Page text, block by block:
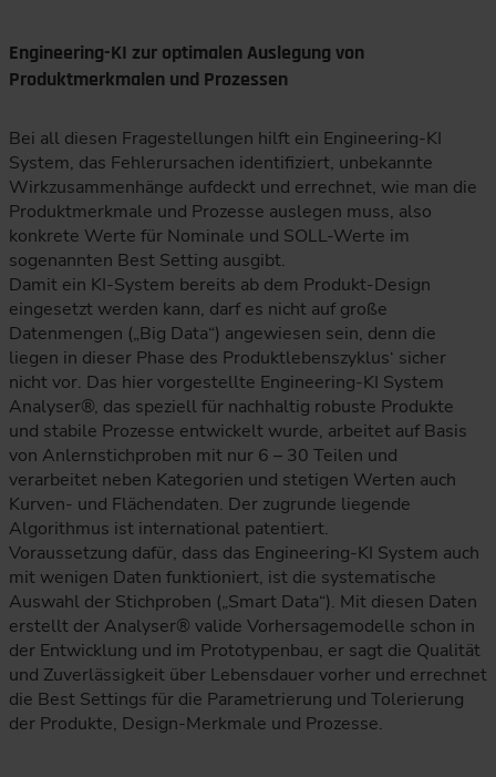
Engineering-KI zur optimalen Auslegung von
Produktmerkmalen und Prozessen
Bei all diesen Fragestellungen hilft ein Engineering-KI
System, das Fehlerursachen identifiziert, unbekannte
Wirkzusammenhänge aufdeckt und errechnet, wie man die
Produktmerkmale und Prozesse auslegen muss, also
konkrete Werte für Nominale und SOLL-Werte im
sogenannten Best Setting ausgibt.
Damit ein KI-System bereits ab dem Produkt-Design
eingesetzt werden kann, darf es nicht auf große
Datenmengen („Big Data“) angewiesen sein, denn die
liegen in dieser Phase des Produktlebenszyklus‘ sicher
nicht vor. Das hier vorgestellte Engineering-KI System
Analyser®, das speziell für nachhaltig robuste Produkte
und stabile Prozesse entwickelt wurde, arbeitet auf Basis
von Anlernstichproben mit nur 6 – 30 Teilen und
verarbeitet neben Kategorien und stetigen Werten auch
Kurven- und Flächendaten. Der zugrunde liegende
Algorithmus ist international patentiert.
Voraussetzung dafür, dass das Engineering-KI System auch
mit wenigen Daten funktioniert, ist die systematische
Auswahl der Stichproben („Smart Data“). Mit diesen Daten
erstellt der Analyser® valide Vorhersagemodelle schon in
der Entwicklung und im Prototypenbau, er sagt die Qualität
und Zuverlässigkeit über Lebensdauer vorher und errechnet
die Best Settings für die Parametrierung und Tolerierung
der Produkte, Design-Merkmale und Prozesse.